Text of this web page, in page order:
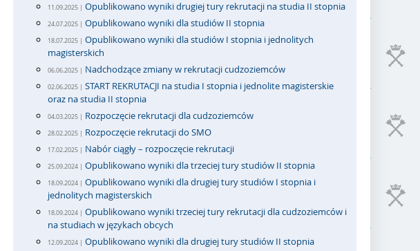
11.09.2025 | Opublikowano wyniki drugiej tury rekrutacji na studia II stopnia
24.07.2025 | Opublikowano wyniki dla studiów II stopnia
18.07.2025 | Opublikowano wyniki dla studiów I stopnia i jednolitych
magisterskich
06.06.2025 | Nadchodzące zmiany w rekrutacji cudzoziemców
02.06.2025 | START REKRUTACJI na studia I stopnia i jednolite magisterskie
oraz na studia II stopnia
04.03.2025 | Rozpoczęcie rekrutacji dla cudzoziemców
28.02.2025 | Rozpoczęcie rekrutacji do SMO
17.02.2025 | Nabór ciągły – rozpoczęcie rekrutacji
25.09.2024 | Opublikowano wyniki dla trzeciej tury studiów II stopnia
18.09.2024 | Opublikowano wyniki dla drugiej tury studiów I stopnia i
jednolitych magisterskich
18.09.2024 | Opublikowano wyniki trzeciej tury rekrutacji dla cudzoziemców i
na studiach w językach obcych
12.09.2024 | Opublikowano wyniki dla drugiej tury studiów II stopnia